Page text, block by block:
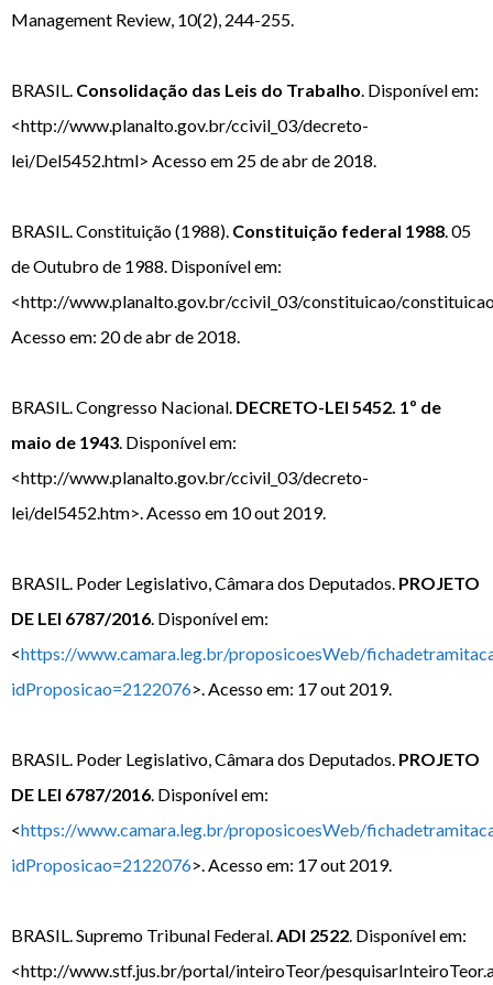
Management Review, 10(2), 244-255.
BRASIL. Consolidação das Leis do Trabalho. Disponível em:
<http://www.planalto.gov.br/ccivil_03/decreto-
lei/Del5452.html> Acesso em 25 de abr de 2018.
BRASIL. Constituição (1988). Constituição federal 1988. 05
de Outubro de 1988. Disponível em:
<http://www.planalto.gov.br/ccivil_03/constituicao/
Acesso em: 20 de abr de 2018.
BRASIL. Congresso Nacional. DECRETO-LEI 5452. 1º de
maio de 1943. Disponível em:
<http://www.planalto.gov.br/ccivil_03/decreto-
lei/del5452.htm>. Acesso em 10 out 2019.
BRASIL. Poder Legislativo, Câmara dos Deputados. PROJETO
DE LEI 6787/2016. Disponível em:
<https://www.camara.leg.br/proposicoesWeb/
idProposicao=2122076>. Acesso em: 17 out 2019.
BRASIL. Poder Legislativo, Câmara dos Deputados. PROJETO
DE LEI 6787/2016. Disponível em:
<https://www.camara.leg.br/proposicoesWeb/
idProposicao=2122076>. Acesso em: 17 out 2019.
BRASIL. Supremo Tribunal Federal.ADI 2522. Disponível em:
<http://www.stf.jus.br/portal/inteiroTeor/